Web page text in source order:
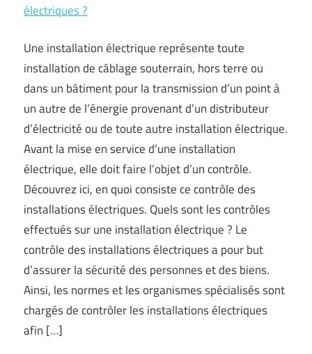
électriques ?
Une installation électrique représente toute
installation de câblage souterrain, hors terre ou
dans un bâtiment pour la transmission d’un point à
un autre de l’énergie provenant d’un distributeur
d’électricité ou de toute autre installation électrique.
Avant la mise en service d’une installation
électrique, elle doit faire l’objet d’un contrôle.
Découvrez ici, en quoi consiste ce contrôle des
installations électriques. Quels sont les contrôles
effectués sur une installation électrique ? Le
contrôle des installations électriques a pour but
d’assurer la sécurité des personnes et des biens.
Ainsi, les normes et les organismes spécialisés sont
chargés de contrôler les installations électriques
afin […]